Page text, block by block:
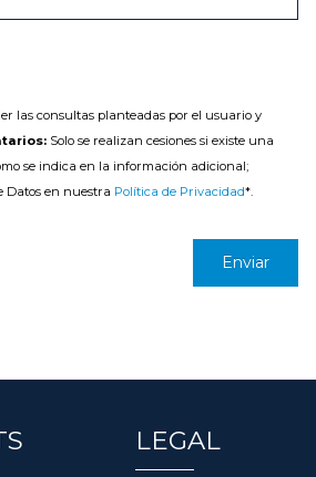
las consultas planteadas por el usuario y
Solo se realizan cesiones si existe una
Política de Privacidad